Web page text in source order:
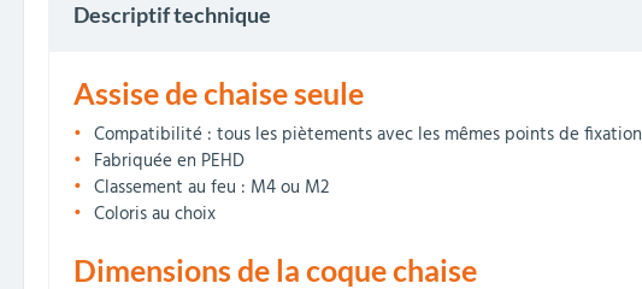
Descriptif technique
Assise de chaise seule
Compatibilité : tous les piètements avec les mêmes points de fixation
Fabriquée en PEHD
Classement au feu : M4 ou M2
Coloris au choix
Dimensions de la coque chaise